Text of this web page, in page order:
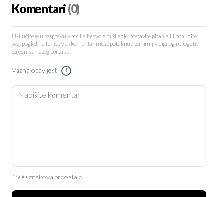
Komentari(0)
Uključite se u raspravu – podijelite svoje mišljenje, postavite pitanja ili ponudite
svoj pogled na temu. Vaš komentar može potaknuti zanimljiv dijalog i obogatiti
zajednicu našeg portala.
Važna obavijest !
1500 znakova preostalo